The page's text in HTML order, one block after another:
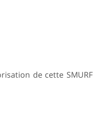
de cette SMURF